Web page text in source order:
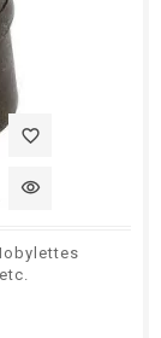
favorite_border
visibility